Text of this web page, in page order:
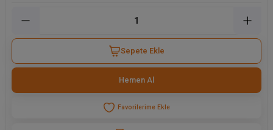
Sepete Ekle
Hemen Al